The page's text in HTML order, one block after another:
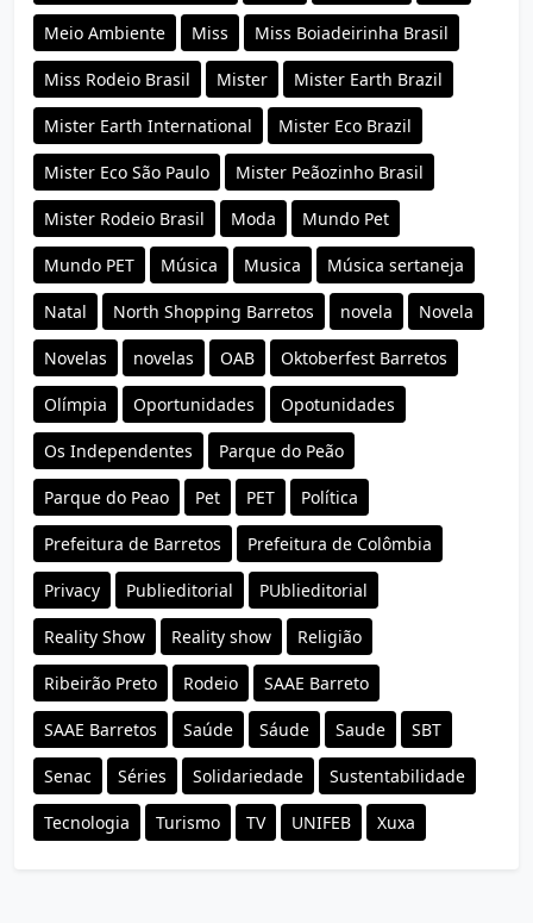
Meio Ambiente Miss Miss Boiadeirinha Brasil
Miss Rodeio Brasil Mister Mister Earth Brazil
Mister Earth International Mister Eco Brazil
Mister Eco São Paulo Mister Peãozinho Brasil
Mister Rodeio Brasil Moda Mundo Pet
Mundo PET Música Musica Música sertaneja
Natal North Shopping Barretos novela Novela
Novelas novelas OAB Oktoberfest Barretos
Olímpia Oportunidades Opotunidades
Os Independentes Parque do Peão
Parque do Peao Pet PET Política
Prefeitura de Barretos Prefeitura de Colômbia
Privacy Publieditorial PUblieditorial
Reality Show Reality show Religião
Ribeirão Preto Rodeio SAAE Barreto
SAAE Barretos Saúde Sáude Saude SBT
Senac Séries Solidariedade Sustentabilidade
Tecnologia Turismo TV UNIFEB Xuxa